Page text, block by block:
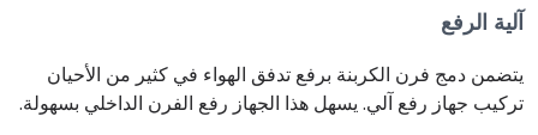
آلية الرفع
يتضمن دمج فرن الكربنة برفع تدفق الهواء في كثير من الأحيان
تركيب جهاز رفع آلي. يسهل هذا الجهاز رفع الفرن الداخلي بسهولة.